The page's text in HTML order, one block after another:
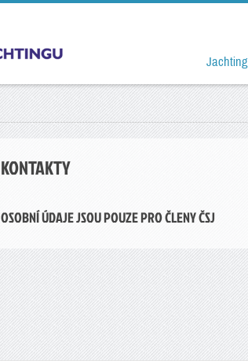
Jachting
KONTAKTY
OSOBNÍ ÚDAJE JSOU POUZE PRO ČLENY ČSJ